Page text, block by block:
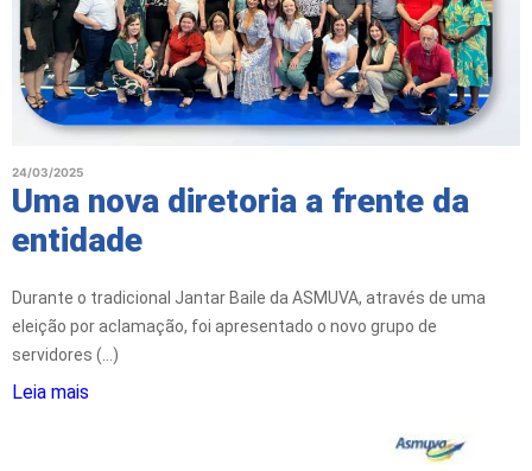
24/03/2025
Uma nova diretoria a frente da
entidade
Durante o tradicional Jantar Baile da ASMUVA, através de uma
eleição por aclamação, foi apresentado o novo grupo de
servidores (...)
Leia mais